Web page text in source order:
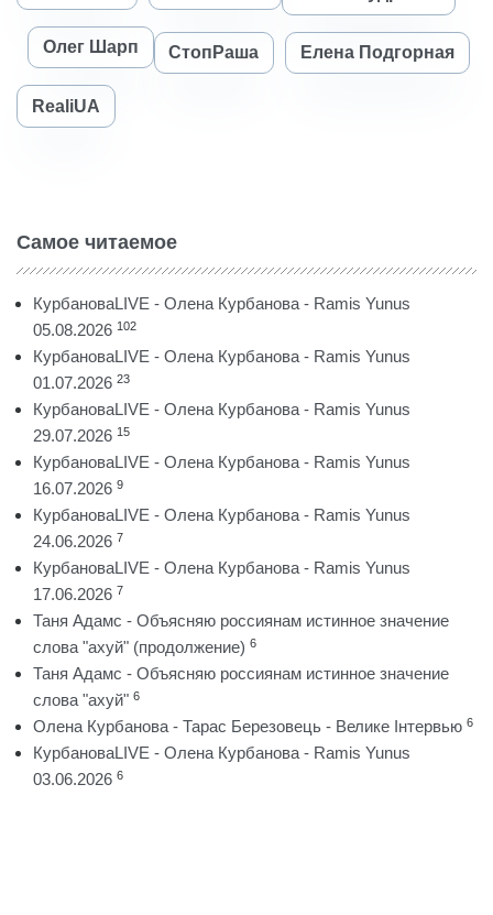
Олег Шарп СтопРаша Елена Подгорная
RealiUA
Самое читаемое
КурбановаLIVE - Олена Курбанова - Ramis Yunus
05.08.2026 102
КурбановаLIVE - Олена Курбанова - Ramis Yunus
01.07.2026 23
КурбановаLIVE - Олена Курбанова - Ramis Yunus
29.07.2026 15
КурбановаLIVE - Олена Курбанова - Ramis Yunus
16.07.2026 9
КурбановаLIVE - Олена Курбанова - Ramis Yunus
24.06.2026 7
КурбановаLIVE - Олена Курбанова - Ramis Yunus
17.06.2026 7
Таня Адамс - Объясняю россиянам истинное значение
слова "ахуй" (продолжение) 6
Таня Адамс - Объясняю россиянам истинное значение
слова "ахуй" 6
Олена Курбанова - Тарас Березовець - Велике Інтервью 6
КурбановаLIVE - Олена Курбанова - Ramis Yunus
03.06.2026 6